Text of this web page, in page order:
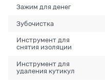
Зажим для денег
Зубочистка
Инструмент для
снятия изоляции
Инструмент для
удаления кутикул